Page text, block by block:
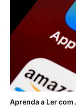
Aprenda a Ler